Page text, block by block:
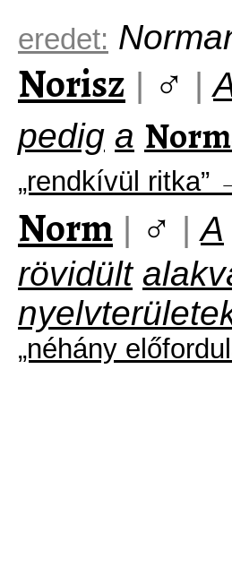
eredet:
Norisz | ♂ |
pedig a
„rendkívül ritka”
Norm | ♂ | A
rövidült
„néhány